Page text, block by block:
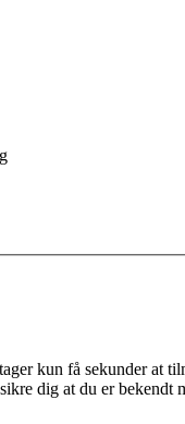
kun få sekunder at
dig at du er